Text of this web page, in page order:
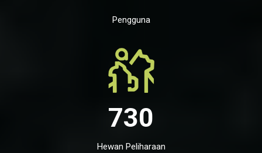
Pengguna
730
Hewan Peliharaan